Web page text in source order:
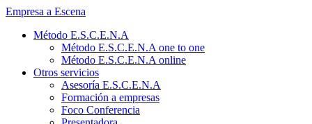
Empresa a Escena
Método E.S.C.E.N.A
Método E.S.C.E.N.A one to one
Método E.S.C.E.N.A online
Otros servicios
Asesoría E.S.C.E.N.A
Formación a empresas
Foco Conferencia